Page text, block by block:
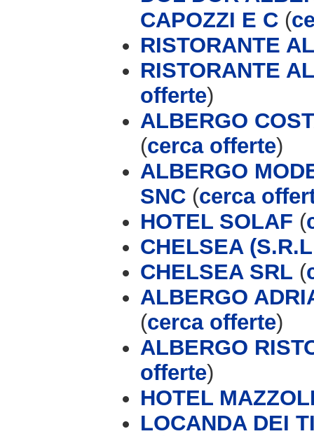
CAPOZZI E C (
RISTORANTE
RISTORANTE
offerte)
ALBERGO
(cerca offerte)
ALBERGO
SNC (cerca
HOTEL SOLAF (
CHELSEA
CHELSEA SRL (
ALBERGO
(cerca offerte)
ALBERGO
offerte)
HOTEL
LOCANDA DEI